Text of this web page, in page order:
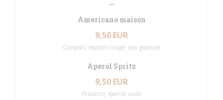
Americano maison
9,50 EUR
Campari, martini rouge, eau gazeuze
Aperol Spritz
9,50 EUR
Prosecco, Aperol, soda